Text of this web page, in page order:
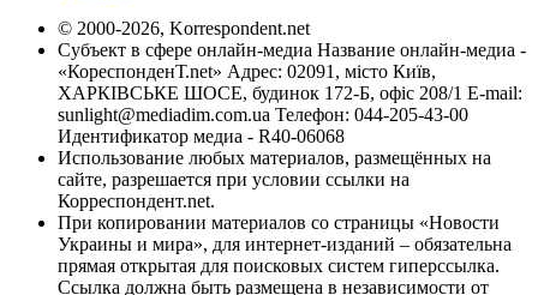
© 2000-2026, Korrespondent.net
Субъект в сфере онлайн-медиа Название онлайн-медиа -
«КореспонденТ.net» Адрес: 02091, місто Київ,
ХАРКІВСЬКЕ ШОСЕ, будинок 172-Б, офіс 208/1 E-mail:
sunlight@mediadim.com.ua Телефон: 044-205-43-00
Идентификатор медиа - R40-06068
Использование любых материалов, размещённых на
сайте, разрешается при условии ссылки на
Корреспондент.net.
При копировании материалов со страницы «Новости
Украины и мира», для интернет-изданий – обязательна
прямая открытая для поисковых систем гиперссылка.
Ссылка должна быть размещена в независимости от